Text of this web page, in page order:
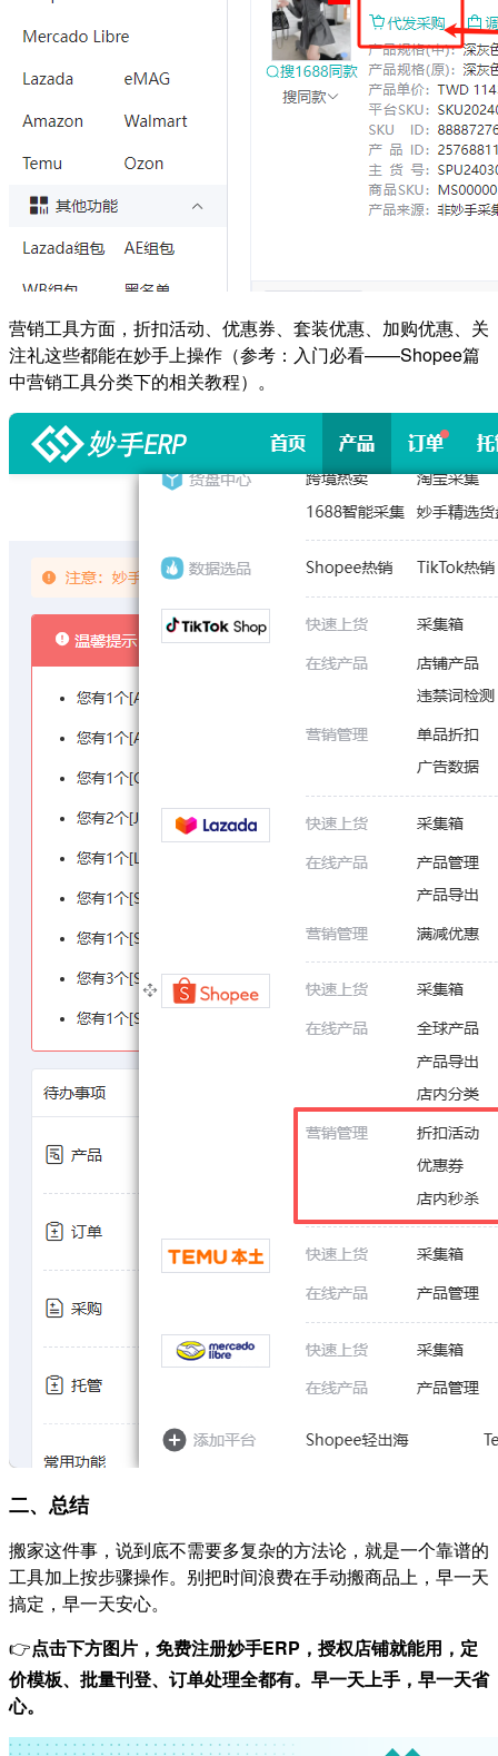
营销工具方面，折扣活动、优惠券、套装优惠、加购优惠、关
注礼这些都能在妙手上操作（参考：入门必看——Shopee篇
中营销工具分类下的相关教程）。
二、总结
搬家这件事，说到底不需要多复杂的方法论，就是一个靠谱的
工具加上按步骤操作。别把时间浪费在手动搬商品上，早一天
搞定，早一天安心。
👉点击下方图片，免费注册妙手ERP，授权店铺就能用，定
价模板、批量刊登、订单处理全都有。早一天上手，早一天省
心。